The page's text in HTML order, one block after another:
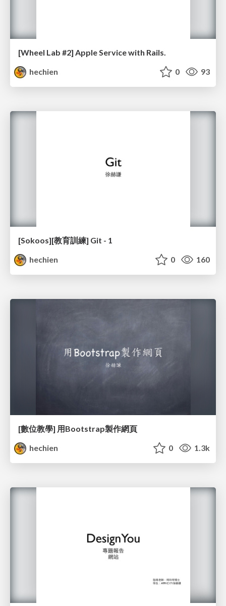
[Wheel Lab #2] Apple Service with Rails.
hechien
0 93
[Sokoos][教育訓練] Git - 1
hechien
0 160
[數位教學] 用Bootstrap製作網頁
hechien
0 1.3k